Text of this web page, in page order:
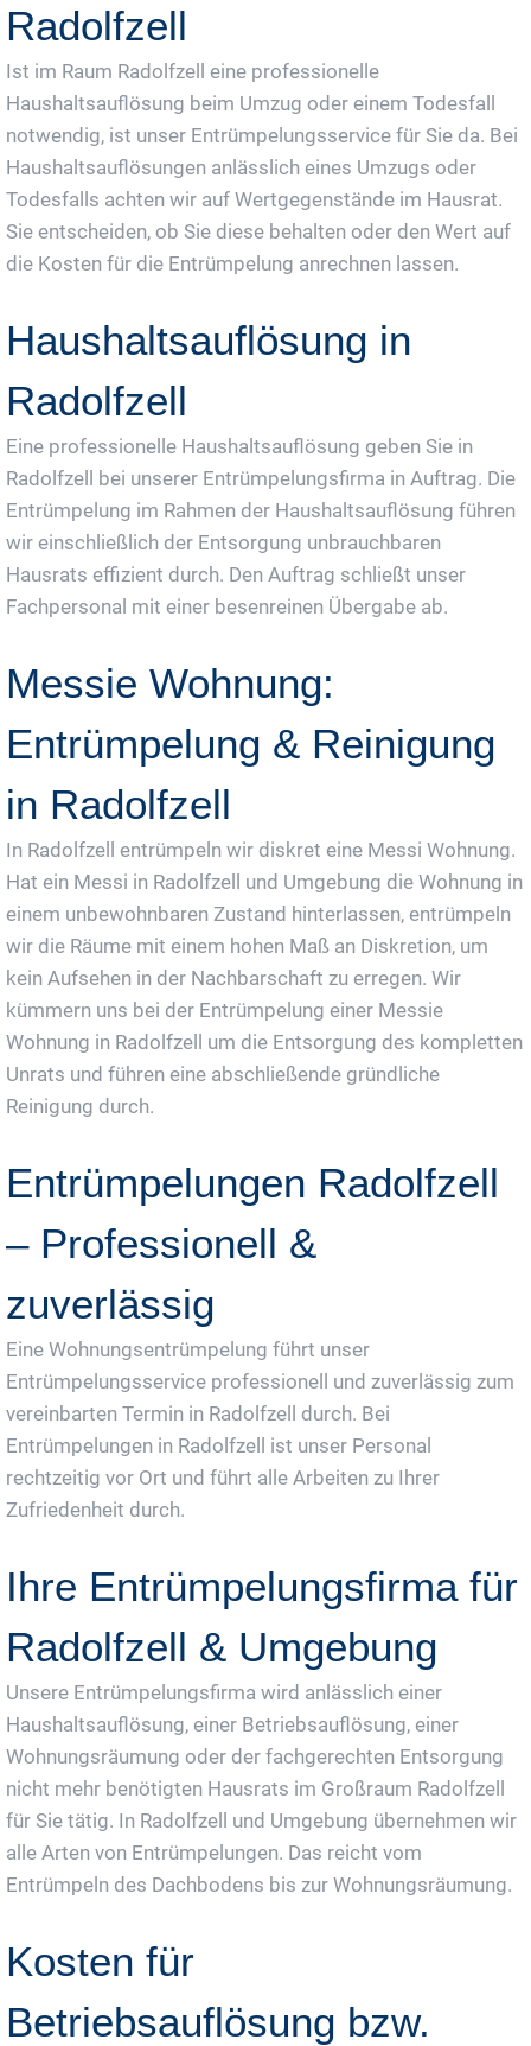
Radolfzell
Ist im Raum Radolfzell eine professionelle
Haushaltsauflösung beim Umzug oder einem Todesfall
notwendig, ist unser Entrümpelungsservice für Sie da. Bei
Haushaltsauflösungen anlässlich eines Umzugs oder
Todesfalls achten wir auf Wertgegenstände im Hausrat.
Sie entscheiden, ob Sie diese behalten oder den Wert auf
die Kosten für die Entrümpelung anrechnen lassen.
Haushaltsauflösung in
Radolfzell
Eine professionelle Haushaltsauflösung geben Sie in
Radolfzell bei unserer Entrümpelungsfirma in Auftrag. Die
Entrümpelung im Rahmen der Haushaltsauflösung führen
wir einschließlich der Entsorgung unbrauchbaren
Hausrats effizient durch. Den Auftrag schließt unser
Fachpersonal mit einer besenreinen Übergabe ab.
Messie Wohnung:
Entrümpelung & Reinigung
in Radolfzell
In Radolfzell entrümpeln wir diskret eine Messi Wohnung.
Hat ein Messi in Radolfzell und Umgebung die Wohnung in
einem unbewohnbaren Zustand hinterlassen, entrümpeln
wir die Räume mit einem hohen Maß an Diskretion, um
kein Aufsehen in der Nachbarschaft zu erregen. Wir
kümmern uns bei der Entrümpelung einer Messie
Wohnung in Radolfzell um die Entsorgung des kompletten
Unrats und führen eine abschließende gründliche
Reinigung durch.
Entrümpelungen Radolfzell
– Professionell &
zuverlässig
Eine Wohnungsentrümpelung führt unser
Entrümpelungsservice professionell und zuverlässig zum
vereinbarten Termin in Radolfzell durch. Bei
Entrümpelungen in Radolfzell ist unser Personal
rechtzeitig vor Ort und führt alle Arbeiten zu Ihrer
Zufriedenheit durch.
Ihre Entrümpelungsfirma für
Radolfzell & Umgebung
Unsere Entrümpelungsfirma wird anlässlich einer
Haushaltsauflösung, einer Betriebsauflösung, einer
Wohnungsräumung oder der fachgerechten Entsorgung
nicht mehr benötigten Hausrats im Großraum Radolfzell
für Sie tätig. In Radolfzell und Umgebung übernehmen wir
alle Arten von Entrümpelungen. Das reicht vom
Entrümpeln des Dachbodens bis zur Wohnungsräumung.
Kosten für
Betriebsauflösung bzw.